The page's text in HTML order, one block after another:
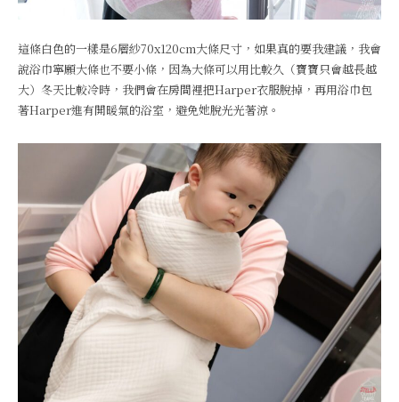
這條白色的一樣是6層紗70x120cm大條尺寸，如果真的要我建議，我會
說浴巾寧願大條也不要小條，因為大條可以用比較久（寶寶只會越長越
大）冬天比較冷時，我們會在房間裡把Harper衣服脫掉，再用浴巾包
著Harper進有開暖氣的浴室，避免她脫光光著涼。